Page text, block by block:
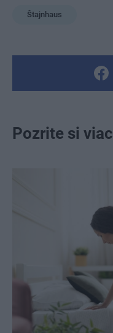
Štajnhaus
Pozrite si viac